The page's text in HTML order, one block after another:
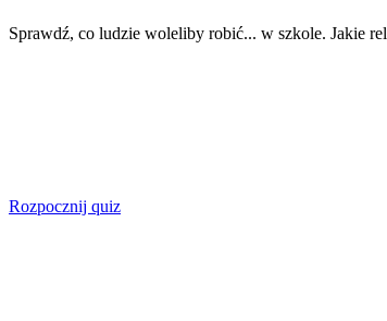
Sprawdź, co ludzie woleliby robić... w szkole. Jakie
Rozpocznij quiz